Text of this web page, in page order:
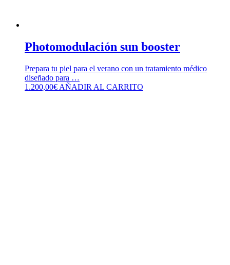
Photomodulación sun booster
Prepara tu piel para el verano con un tratamiento médico
diseñado para …
1.200,00€ AÑADIR AL CARRITO